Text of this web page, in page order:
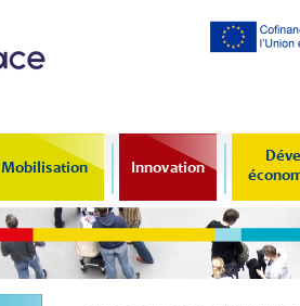
Mobilisation Innovation